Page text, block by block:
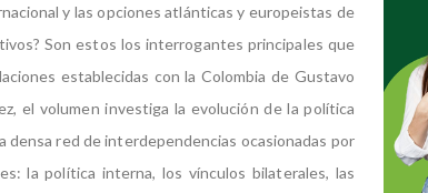
y las opciones atlánticas y europeistas de
Son estos los interrogantes principales que
establecidas con la Colombia de Gustavo
el volumen investiga la evolución de la política
densa red de interdependencias ocasionadas por
la política interna, los vínculos bilaterales, las